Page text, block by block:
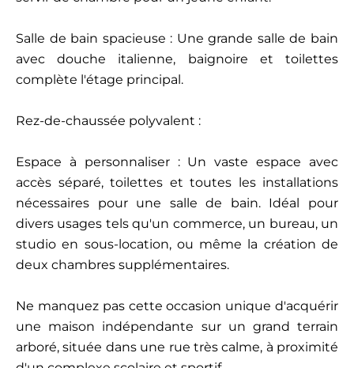
Salle de bain spacieuse : Une grande salle de bain
avec douche italienne, baignoire et toilettes
complète l'étage principal.
Rez-de-chaussée polyvalent :
Espace à personnaliser : Un vaste espace avec
accès séparé, toilettes et toutes les installations
nécessaires pour une salle de bain. Idéal pour
divers usages tels qu'un commerce, un bureau, un
studio en sous-location, ou même la création de
deux chambres supplémentaires.
Ne manquez pas cette occasion unique d'acquérir
une maison indépendante sur un grand terrain
arboré, située dans une rue très calme, à proximité